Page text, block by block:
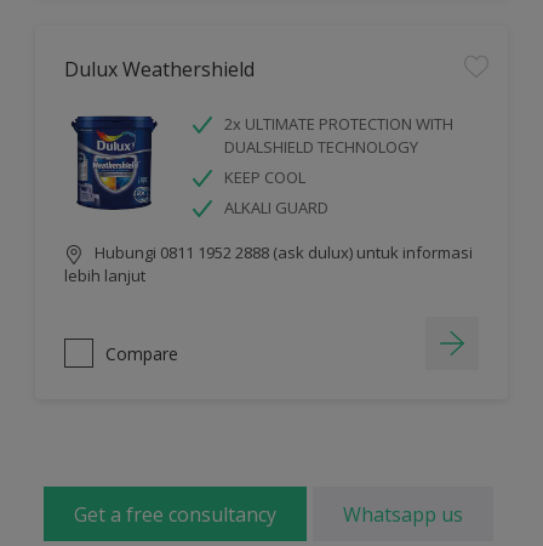
Dulux Weathershield
2x ULTIMATE PROTECTION WITH
DUALSHIELD TECHNOLOGY
KEEP COOL
ALKALI GUARD
Hubungi 0811 1952 2888 (ask dulux) untuk informasi
lebih lanjut
Compare
Get a free consultancy Whatsapp us